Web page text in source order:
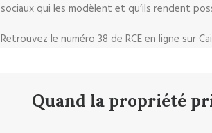
sociaux qui les modèlent et qu’ils rendent
Retrouvez le numéro 38 de RCE en ligne sur
Quand la propriété